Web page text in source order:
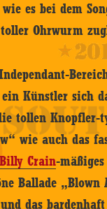
es bei dem
Ohrwurm
Künstler sich
tollen Knopfler-
wie auch das
Billy Crain-
Ballade „Blown
das bardenhaft